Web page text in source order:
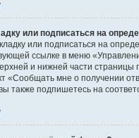
или подписаться на
или подписаться на
ссылке в меню
и нижней части страницы
«Сообщать мне о получении
также подпишетесь на